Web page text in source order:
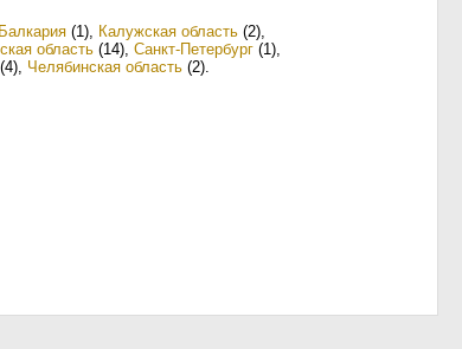
(1), Калужская область (2),
область (14), Санкт-Петербург (1),
(4), Челябинская область (2).